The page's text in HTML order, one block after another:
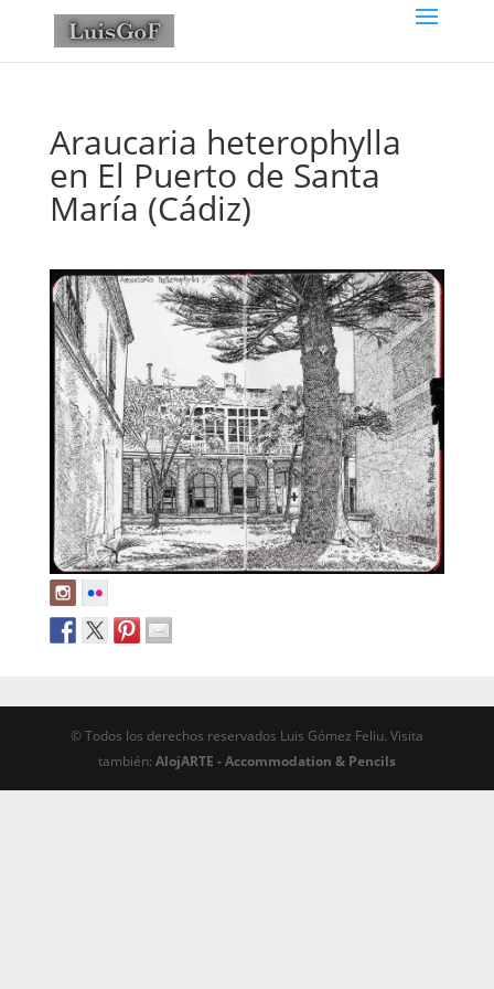
Araucaria heterophylla
en El Puerto de Santa
María (Cádiz)
© Todos los derechos reservados Luis Gómez Feliu. Visita
también: AlojARTE - Accommodation & Pencils